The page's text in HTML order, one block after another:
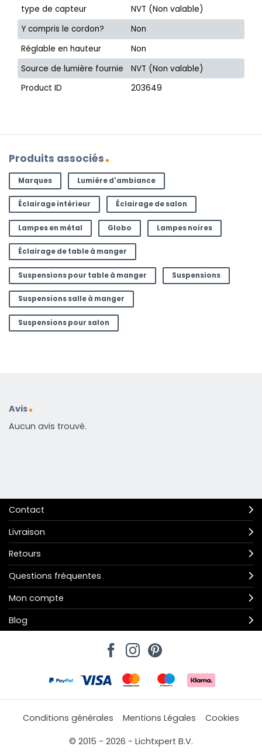
type de capteur
NVT (Non valable)
Y compris le cordon?
Non
Réglable en hauteur
Non
Source de lumière fournie
NVT (Non valable)
Product ID
203649
Produits associés
Marques Lumière d'ambiance
Éclairage intérieur Éclairage de salon
Lampes en métal Globo Lampes noires
Éclairage de table à manger
Suspensions pour table à manger Suspensions
Suspensions salle à manger
Suspensions pour salon
Avis
Aucun avis trouvé.
Contact
Livraison
Retours
Questions fréquentes
Mon compte
Blog
Conditions générales Mentions Légales
Cookies
© 2015 - 2026 - Lichtxpert B.V.